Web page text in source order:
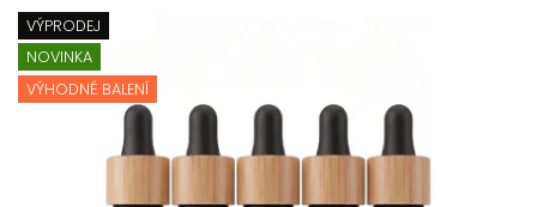
VÝPRODEJ
NOVINKA
VÝHODNÉ BALENÍ